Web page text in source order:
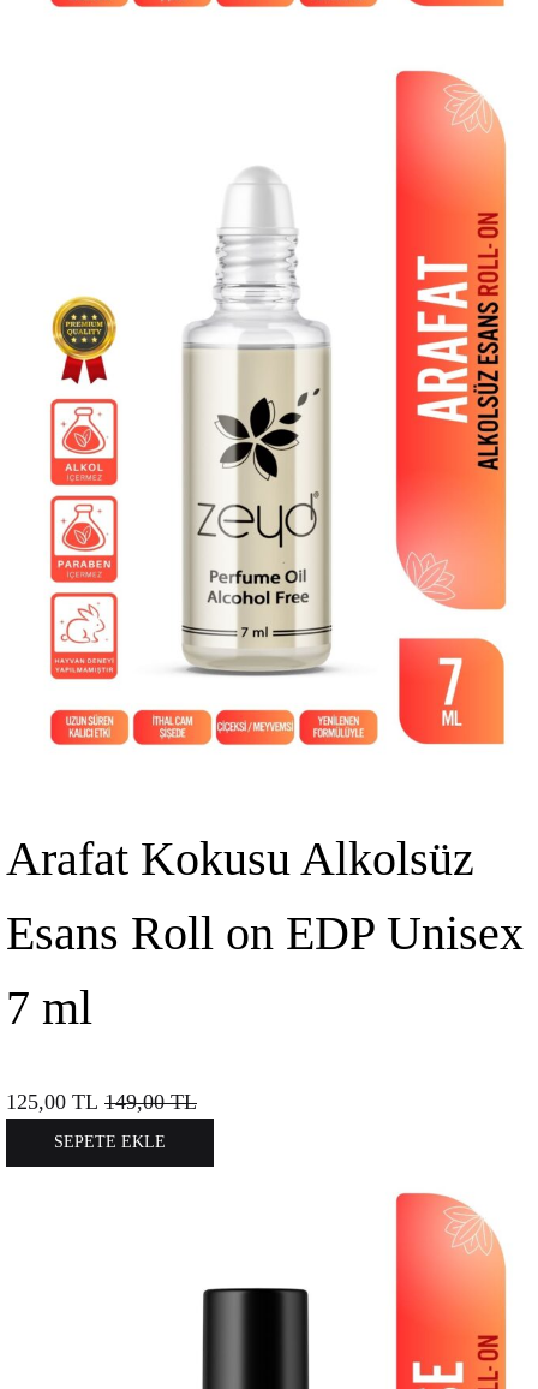
Arafat Kokusu Alkolsüz
Esans Roll on EDP Unisex
7 ml
125,00 TL 149,00TL
SEPETE EKLE